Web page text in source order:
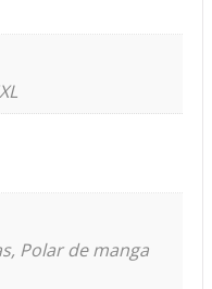
Polar de manga